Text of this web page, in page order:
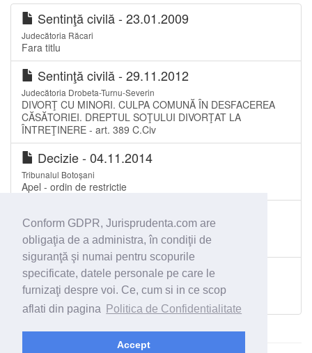
Conform GDPR, Jurisprudenta.com are
obligaţia de a administra, în condiţii de
siguranţă şi numai pentru scopurile
specificate, datele personale pe care le
furnizaţi despre voi. Ce, cum si in ce scop
aflati din pagina
Politica de Confidentialitate
Accept
Sentinţă civilă - 23.01.2009
Judecătoria Răcari
Fara titlu
Sentinţă civilă - 29.11.2012
Judecătoria Drobeta-Turnu-Severin
DIVORŢ CU MINORI. CULPA COMUNĂ ÎN DESFACEREA
CĂSĂTORIEI. DREPTUL SOŢULUI DIVORŢAT LA
ÎNTREŢINERE - art. 389 C.Civ
Decizie - 04.11.2014
Tribunalul Botoșani
Apel - ordin de restrictie
Sentinţă civilă - 29.06.2009
Judecătoria Târgu Jiu
Divort.
Sentinţă civilă - 18.05.2016
Judecătoria Orșova
Divorţ